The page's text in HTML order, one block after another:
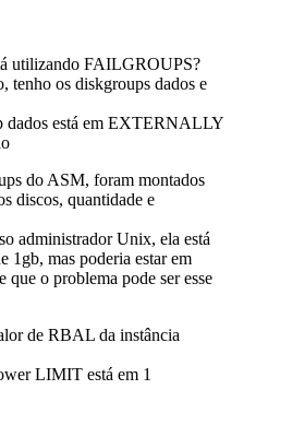
utilizando FAILGROUPS?
tenho os diskgroups dados e
dados está em EXTERNALLY
do ASM, foram montados
discos, quantidade e
administrador Unix, ela está
1gb, mas poderia estar em
que o problema pode ser esse
de RBAL da instância
LIMIT está em 1